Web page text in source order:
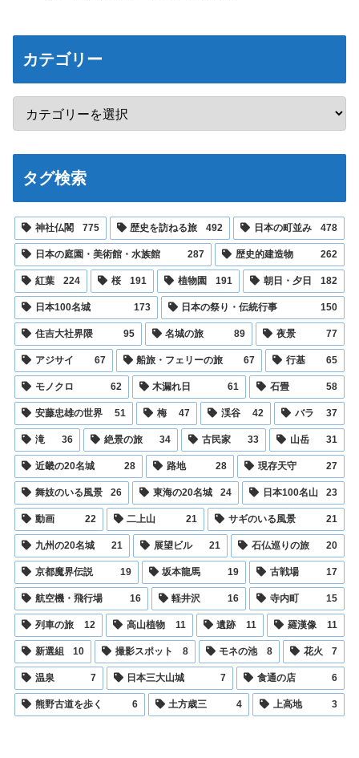
カテゴリー
タグ検索
神社仏閣 775 歴史を訪ねる旅 492 日本の町並み 478
日本の庭園・美術館・水族館 287 歴史的建造物 262
紅葉 224 桜 191 植物園 191 朝日・夕日 182
日本100名城 173 日本の祭り・伝統行事 150
住吉大社界隈 95 名城の旅 89 夜景 77
アジサイ 67 船旅・フェリーの旅 67 行基 65
モノクロ 62 木漏れ日 61 石畳 58
安藤忠雄の世界 51 梅 47 渓谷 42 バラ 37
滝 36 絶景の旅 34 古民家 33 山岳 31
近畿の20名城 28 路地 28 現存天守 27
舞妓のいる風景 26 東海の20名城 24 日本100名山 23
動画 22 二上山 21 サギのいる風景 21
九州の20名城 21 展望ビル 21 石仏巡りの旅 20
京都魔界伝説 19 坂本龍馬 19 古戦場 17
航空機・飛行場 16 軽井沢 16 寺内町 15
列車の旅 12 高山植物 11 遺跡 11 羅漢像 11
新選組 10 撮影スポット 8 モネの池 8 花火 7
温泉 7 日本三大山城 7 食通の店 6
熊野古道を歩く 6 土方歳三 4 上高地 3